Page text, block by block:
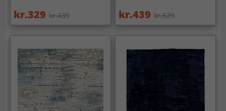
kr.329 kr.439 kr.439 kr.629